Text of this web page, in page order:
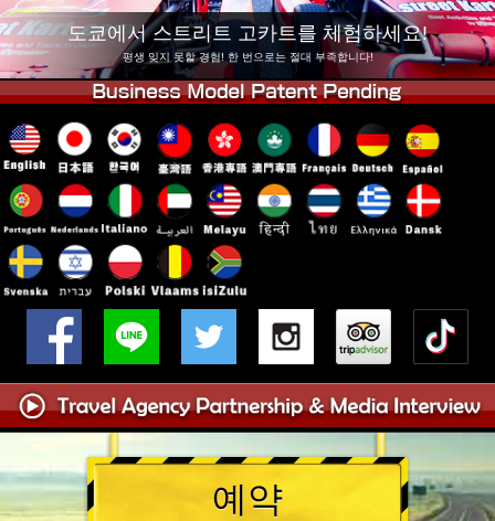
도쿄 아사쿠사 오사카
오키나와
도쿄에서 스트리트 고카트를 체험하세요!
평생 잊지 못할 경험! 한 번으로는 절대 부족합니다!
예약